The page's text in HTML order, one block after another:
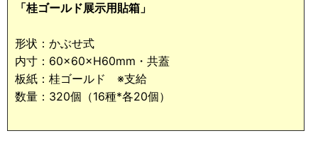
「桂ゴールド展示用貼箱」
形状：かぶせ式
内寸：60×60×H60mm・共蓋
板紙：桂ゴールド ※支給
数量：320個（16種*各20個）